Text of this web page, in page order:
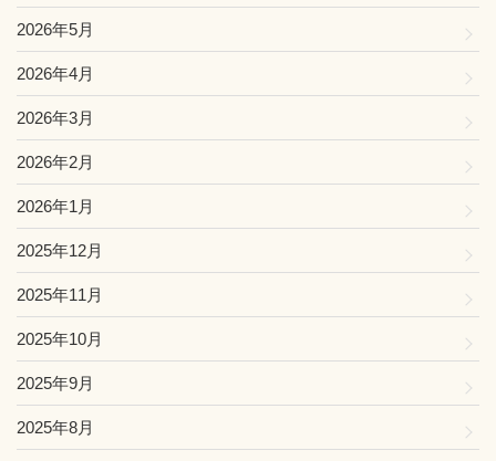
2026年5月
2026年4月
2026年3月
2026年2月
2026年1月
2025年12月
2025年11月
2025年10月
2025年9月
2025年8月